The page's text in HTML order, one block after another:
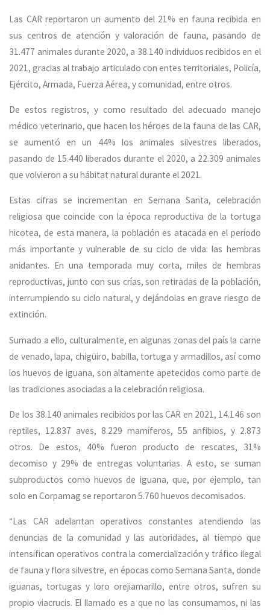
Las CAR reportaron un aumento del 21% en fauna recibida en
sus centros de atención y valoración de fauna, pasando de
31.477 animales durante 2020, a 38.140 individuos recibidos en el
2021, gracias al trabajo articulado con entes territoriales, Policía,
Ejército, Armada, Fuerza Aérea, y comunidad, entre otros.
De estos registros, y como resultado del adecuado manejo
médico veterinario, que hacen los héroes de la fauna de las CAR,
se aumentó en un 44% los animales silvestres liberados,
pasando de 15.440 liberados durante el 2020, a 22.309 animales
que volvieron a su hábitat natural durante el 2021.
Estas cifras se incrementan en Semana Santa, celebración
religiosa que coincide con la época reproductiva de la tortuga
hicotea, de esta manera, la población es atacada en el período
más importante y vulnerable de su ciclo de vida: las hembras
anidantes. En una temporada muy corta, miles de hembras
reproductivas, junto con sus crías, son retiradas de la población,
interrumpiendo su ciclo natural, y dejándolas en grave riesgo de
extinción.
Sumado a ello, culturalmente, en algunas zonas del país la carne
de venado, lapa, chigüiro, babilla, tortuga y armadillos, así como
los huevos de iguana, son altamente apetecidos como parte de
las tradiciones asociadas a la celebración religiosa.
De los 38.140 animales recibidos por las CAR en 2021, 14.146 son
reptiles, 12.837 aves, 8.229 mamíferos, 55 anfibios, y 2.873
otros. De estos, 40% fueron producto de rescates, 31%
decomiso y 29% de entregas voluntarias. A esto, se suman
subproductos como huevos de iguana, que, por ejemplo, tan
solo en Corpamag se reportaron 5.760 huevos decomisados.
“Las CAR adelantan operativos constantes atendiendo las
denuncias de la comunidad y las autoridades, al tiempo que
intensifican operativos contra la comercialización y tráfico ilegal
de fauna y flora silvestre, en épocas como Semana Santa, donde
iguanas, tortugas y loro orejiamarillo, entre otros, sufren su
propio viacrucis. El llamado es a que no las consumamos, ni las